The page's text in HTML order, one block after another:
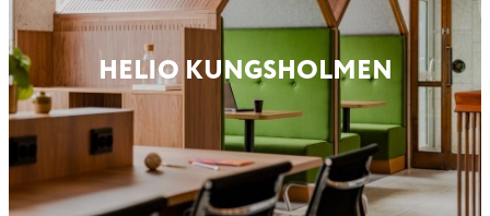
HELIO KUNGS­HOLMEN